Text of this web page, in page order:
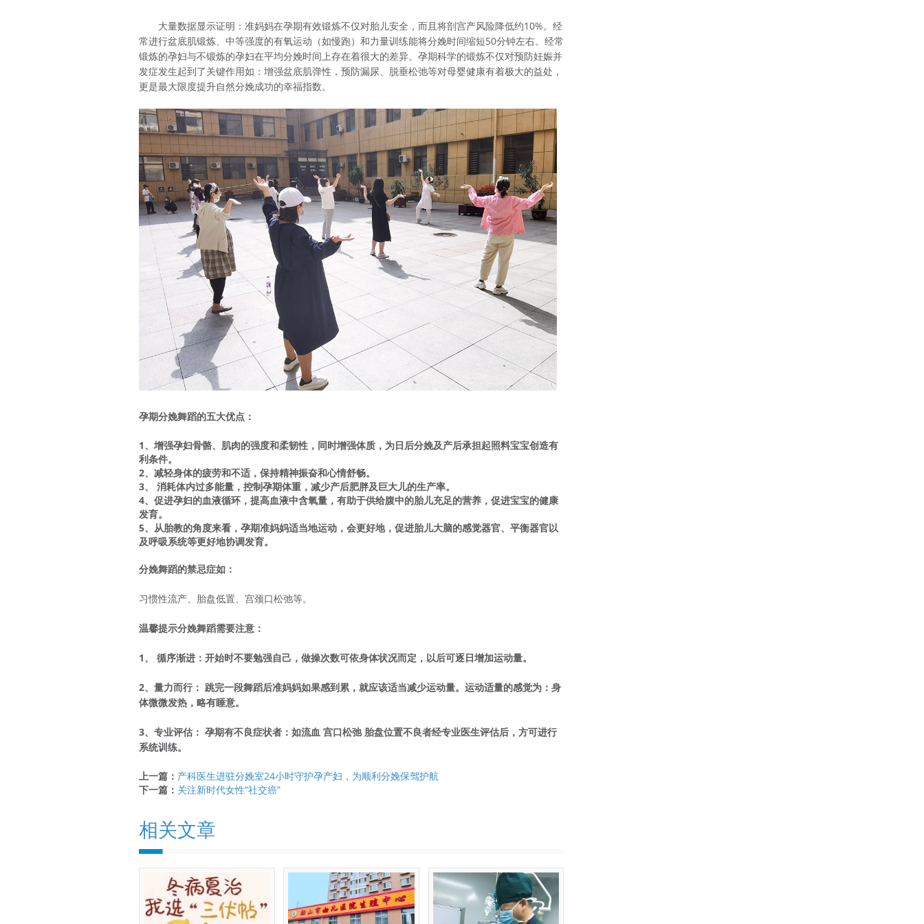
大量数据显示证明：准妈妈在孕期有效锻炼不仅对胎儿安全，而且将剖宫产风险降低约10%。经
常进行盆底肌锻炼、中等强度的有氧运动（如慢跑）和力量训练能将分娩时间缩短50分钟左右。经常
锻炼的孕妇与不锻炼的孕妇在平均分娩时间上存在着很大的差异。孕期科学的锻炼不仅对预防妊娠并
发症发生起到了关键作用如：增强盆底肌弹性，预防漏尿、脱垂松弛等对母婴健康有着极大的益处，
更是最大限度提升自然分娩成功的幸福指数。
孕期分娩舞蹈的五大优点：
1、增强孕妇骨骼、肌肉的强度和柔韧性，同时增强体质，为日后分娩及产后承担起照料宝宝创造有
利条件。
2、减轻身体的疲劳和不适，保持精神振奋和心情舒畅。
3、 消耗体内过多能量，控制孕期体重，减少产后肥胖及巨大儿的生产率。
4、促进孕妇的血液循环，提高血液中含氧量，有助于供给腹中的胎儿充足的营养，促进宝宝的健康
发育。
5、从胎教的角度来看，孕期准妈妈适当地运动，会更好地，促进胎儿大脑的感觉器官、平衡器官以
及呼吸系统等更好地协调发育。
分娩舞蹈的禁忌症如：
习惯性流产、胎盘低置、宫颈口松弛等。
温馨提示分娩舞蹈需要注意：
1、 循序渐进：开始时不要勉强自己，做操次数可依身体状况而定，以后可逐日增加运动量。
2、量力而行： 跳完一段舞蹈后准妈妈如果感到累，就应该适当减少运动量。运动适量的感觉为：身
体微微发热，略有睡意。
3、专业评估： 孕期有不良症状者：如流血 宫口松弛 胎盘位置不良者经专业医生评估后，方可进行
系统训练。
上一篇： 产科医生进驻分娩室24小时守护孕产妇，为顺利分娩保驾护航
下一篇： 关注新时代女性“社交癌”
相关文章